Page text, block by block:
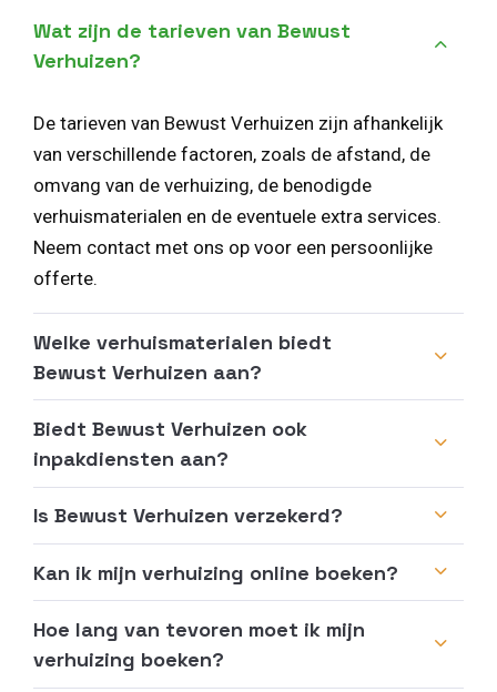
Wat zijn de tarieven van Bewust
Verhuizen?
De tarieven van Bewust Verhuizen zijn afhankelijk
van verschillende factoren, zoals de afstand, de
omvang van de verhuizing, de benodigde
verhuismaterialen en de eventuele extra services.
Neem contact met ons op voor een persoonlijke
offerte.
Welke verhuismaterialen biedt
Bewust Verhuizen aan?
Biedt Bewust Verhuizen ook
inpakdiensten aan?
Is Bewust Verhuizen verzekerd?
Kan ik mijn verhuizing online boeken?
Hoe lang van tevoren moet ik mijn
verhuizing boeken?